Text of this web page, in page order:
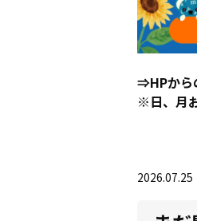
⇒HPから
※日、月
2026.07.25